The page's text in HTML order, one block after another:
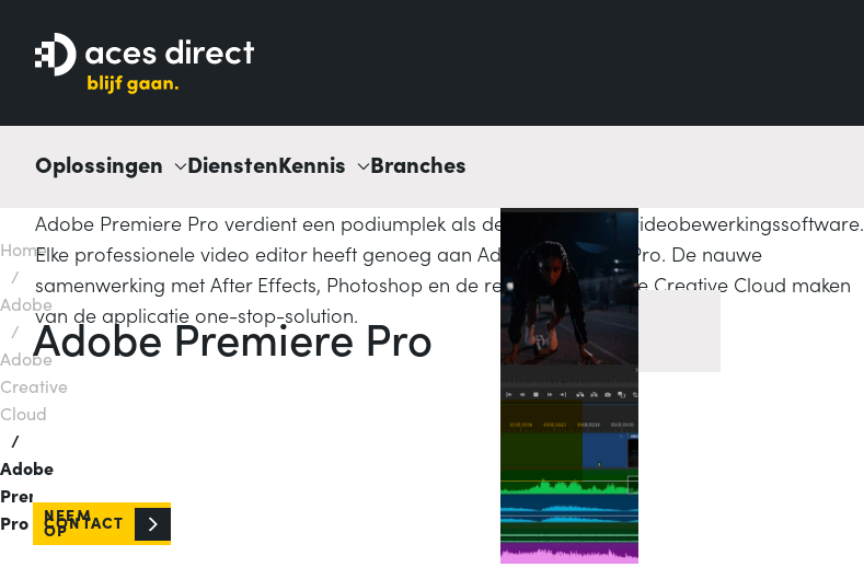
Oplossingen DienstenKennis Branches
Home
/
Adobe
/
Adobe
Creative
Cloud
/
Adobe
Premiere
Pro
Adobe Premiere Pro
NEEM
CONTACT
OP
Adobe Premiere Pro verdient een podiumplek als de standaard in videobewerkingssoftware.
Elke professionele video editor heeft genoeg aan Adobe Permiere Pro. De nauwe
samenwerking met After Effects, Photoshop en de rest van de Adobe Creative Cloud maken
van de applicatie one-stop-solution.